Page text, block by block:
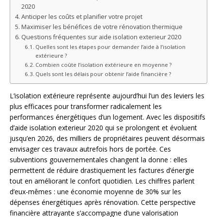
2020
Anticiper les coûts et planifier votre projet
Maximiser les bénéfices de votre rénovation thermique
Questions fréquentes sur aide isolation exterieur 2020
Quelles sont les étapes pour demander l’aide à l’isolation
extérieure ?
Combien coûte l’isolation extérieure en moyenne ?
Quels sont les délais pour obtenir l’aide financière ?
L’isolation extérieure représente aujourd’hui l’un des leviers les
plus efficaces pour transformer radicalement les
performances énergétiques d’un logement. Avec les dispositifs
d’aide isolation exterieur 2020 qui se prolongent et évoluent
jusqu’en 2026, des milliers de propriétaires peuvent désormais
envisager ces travaux autrefois hors de portée. Ces
subventions gouvernementales changent la donne : elles
permettent de réduire drastiquement les factures d’énergie
tout en améliorant le confort quotidien. Les chiffres parlent
d’eux-mêmes : une économie moyenne de 30% sur les
dépenses énergétiques après rénovation. Cette perspective
financière attrayante s’accompagne d’une valorisation